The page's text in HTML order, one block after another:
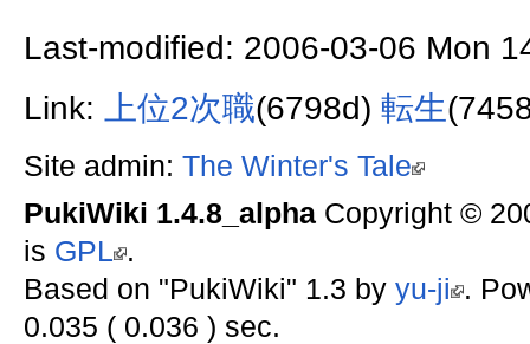
Last-modified: 2006-03-06 Mon
Link:
上位2次職(6798d) 転生
Site admin: The Winter's Tale
PukiWiki 1.4.8_alphaCopyright ©
is GPL .
Based on "PukiWiki" 1.3 by yu-ji .
0.035 ( 0.036 ) sec.